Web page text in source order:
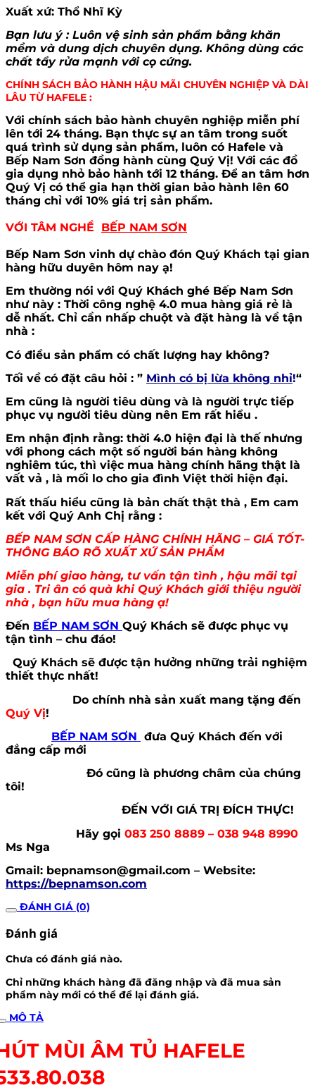
Xuất xứ: Thổ Nhĩ Kỳ
Bạn lưu ý : Luôn vệ sinh sản phẩm bằng khăn
mềm và dung dịch chuyên dụng. Không dùng các
chất tẩy rửa mạnh với cọ cứng.
CHÍNH SÁCH BẢO HÀNH HẬU MÃI CHUYÊN NGHIỆP VÀ DÀI
LÂU TỪ HAFELE :
Với chính sách bảo hành chuyên nghiệp miễn phí
lên tới 24 tháng. Bạn thực sự an tâm trong suốt
quá trình sử dụng sản phẩm, luôn có Hafele và
Bếp Nam Sơn đồng hành cùng Quý Vị! Với các đồ
gia dụng nhỏ bảo hành tới 12 tháng. Để an tâm hơn
Quý Vị có thể gia hạn thời gian bảo hành lên 60
tháng chỉ với 10% giá trị sản phẩm.
VỚI TÂM NGHỀ BẾP NAM SƠN
Bếp Nam Sơn vinh dự chào đón Quý Khách tại gian
hàng hữu duyên hôm nay ạ!
Em thường nói với Quý Khách ghé Bếp Nam Sơn
như này : Thời công nghệ 4.0 mua hàng giá rẻ là
dễ nhất. Chỉ cần nhấp chuột và đặt hàng là về tận
nhà :
Có điều sản phẩm có chất lượng hay không?
Tối về có đặt câu hỏi : ” Mình có bị lừa không nhỉ!“
Em cũng là người tiêu dùng và là người trực tiếp
phục vụ người tiêu dùng nên Em rất hiểu .
Em nhận định rằng: thời 4.0 hiện đại là thế nhưng
với phong cách một số người bán hàng không
nghiêm túc, thì việc mua hàng chính hãng thật là
vất vả , là mối lo cho gia đình Việt thời hiện đại.
Rất thấu hiểu cũng là bản chất thật thà , Em cam
kết với Quý Anh Chị rằng :
BẾP NAM SƠN CẤP HÀNG CHÍNH HÃNG – GIÁ TỐT-
THÔNG BÁO RÕ XUẤT XỨ SẢN PHẨM
Miễn phí giao hàng, tư vấn tận tình , hậu mãi tại
gia . Tri ân có quà khi Quý Khách giới thiệu người
nhà , bạn hữu mua hàng ạ!
Đến BẾP NAM SƠN Quý Khách sẽ được phục vụ
tận tình – chu đáo!
Quý Khách sẽ được tận hưởng những trải nghiệm
thiết thực nhất!
Do chính nhà sản xuất mang tặng đến
Quý Vị!
BẾP NAM SƠN đưa Quý Khách đến với
đẳng cấp mới
Đó cũng là phương châm của chúng
tôi!
ĐẾN VỚI GIÁ TRỊ ĐÍCH THỰC!
Hãy gọi 083 250 8889 – 038 948 8990
Ms Nga
Gmail: bepnamson@gmail.com – Website:
https://bepnamson.com
ĐÁNH GIÁ (0)
Đánh giá
Chưa có đánh giá nào.
Chỉ những khách hàng đã đăng nhập và đã mua sản
phẩm này mới có thể để lại đánh giá.
MÔ TẢ
MÙI ÂM TỦ HAFELE